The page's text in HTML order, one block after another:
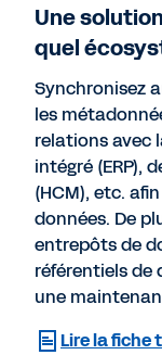
Une
quel
Synchronisez
les
relations avec
intégré (ERP),
(HCM), etc.
données. De
entrepôts de
référentiels de
une
Lire la fiche